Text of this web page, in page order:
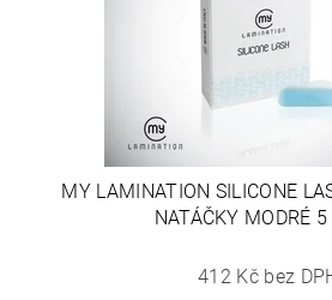
MY LAMINATION SILICONE
NATÁČKY MODRÉ 5
412 Kč bez